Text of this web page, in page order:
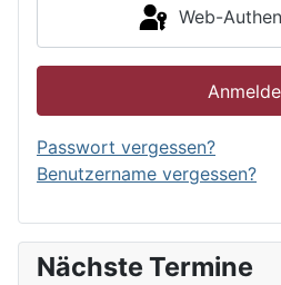
Web-
Passwort vergessen?
Benutzername vergessen?
Nächste Termine